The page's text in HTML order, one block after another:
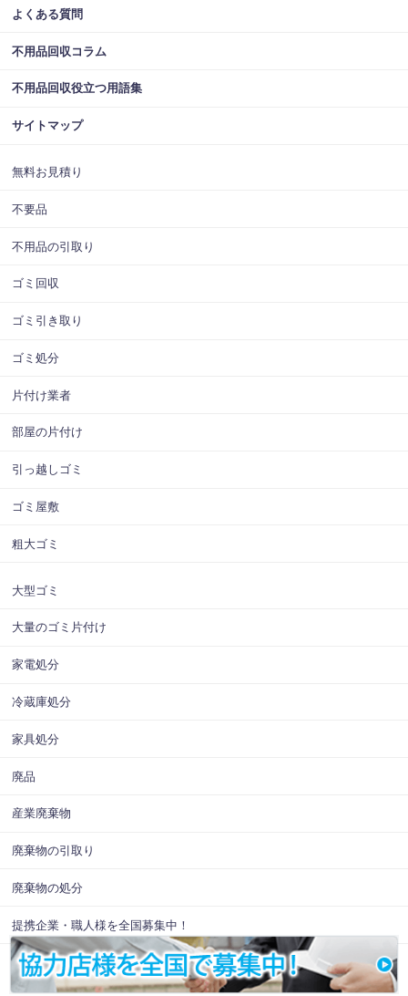
よくある質問
不用品回収コラム
不用品回収役立つ用語集
サイトマップ
無料お見積り
不要品
不用品の引取り
ゴミ回収
ゴミ引き取り
ゴミ処分
片付け業者
部屋の片付け
引っ越しゴミ
ゴミ屋敷
粗大ゴミ
大型ゴミ
大量のゴミ片付け
家電処分
冷蔵庫処分
家具処分
廃品
産業廃棄物
廃棄物の引取り
廃棄物の処分
提携企業・職人様を全国募集中！